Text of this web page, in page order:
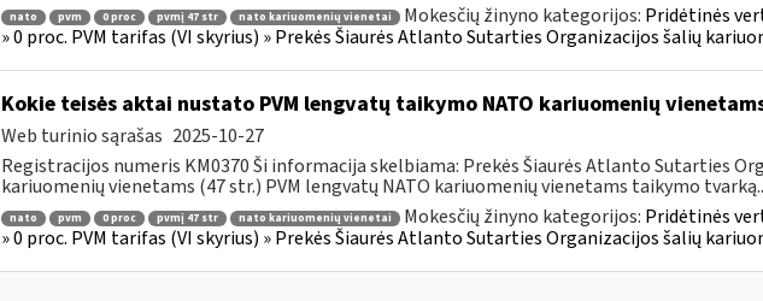
nato pvm 0 proc pvmį 47 str nato kariuomenių vienetai Mokesčių žinyno kategorijos: Pridėtinės
» 0 proc. PVM tarifas (VI skyrius) » Prekės Šiaurės Atlanto Sutarties Organizacijos šalių
Kokie teisės aktai nustato PVM lengvatų taikymo NATO kariuomenių
Web turinio sąrašas 2025-10-27
Registracijos numeris KM0370 Ši informacija skelbiama: Prekės Šiaurės Atlanto Sutarties
kariuomenių vienetams (47 str.) PVM lengvatų NATO kariuomenių vienetams taikymo
nato pvm 0 proc pvmį 47 str nato kariuomenių vienetai Mokesčių žinyno kategorijos: Pridėtinės
» 0 proc. PVM tarifas (VI skyrius) » Prekės Šiaurės Atlanto Sutarties Organizacijos šalių